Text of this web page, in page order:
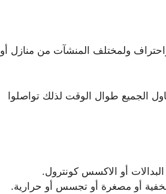
ولمختلف المنشآت من منازل أو
24 ساعة ورقمنا في متناول الجميع طوال الوقت لذلك تواصلوا
أو الاكسس كونترول.
مخفية أو مصغرة أو تجسس أو حرارية.